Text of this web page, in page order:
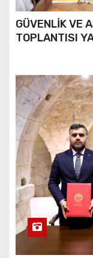
GÜVENLİK VE
TOPLANTISI